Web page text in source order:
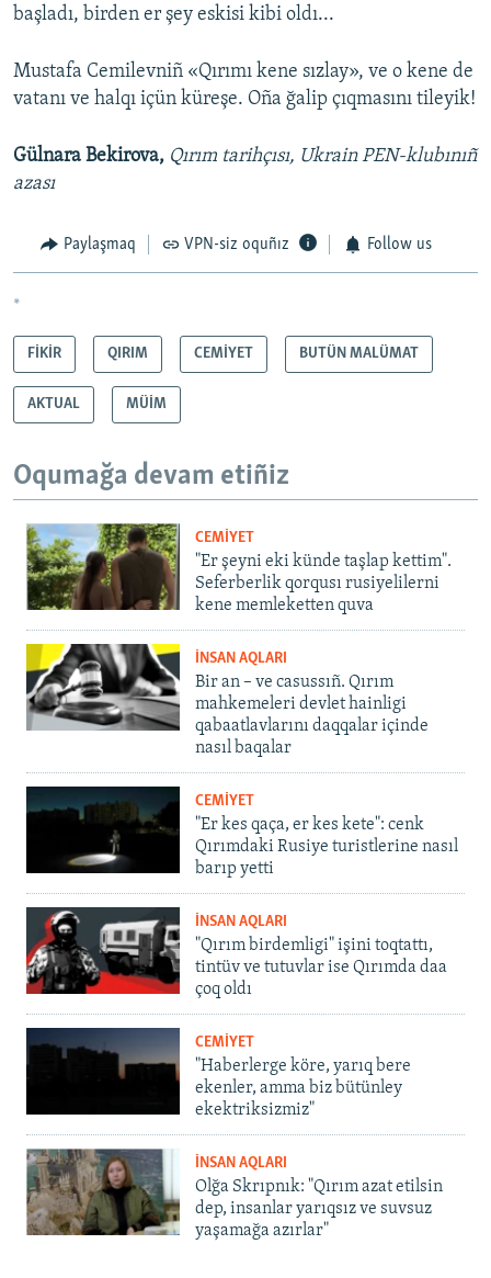
başladı, birden er şey eskisi kibi oldı...
Mustafa Cemilevniñ «Qırımı kene sızlay», ve o kene de
vatanı ve halqı içün küreşe. Oña ğalip çıqmasını tileyik!
Gülnara Bekirova, Qırım tarihçısı, Ukrain PEN-klubınıñ
azası
Paylaşmaq VPN-siz oquñız Follow us
*
FİKİR QIRIM CEMİYET BUTÜN MALÜMAT
AKTUAL MÜİM
Oqumağa devam etiñiz
CEMİYET
"Er şeyni eki künde taşlap kettim".
Seferberlik qorqusı rusiyelilerni
kene memleketten quva
İNSAN AQLARI
Bir an – ve casussıñ. Qırım
mahkemeleri devlet hainligi
qabaatlavlarını daqqalar içinde
nasıl baqalar
CEMİYET
"Er kes qaça, er kes kete": cenk
Qırımdaki Rusiye turistlerine nasıl
barıp yetti
İNSAN AQLARI
"Qırım birdemligi" işini toqtattı,
tintüv ve tutuvlar ise Qırımda daa
çoq oldı
CEMİYET
"Haberlerge köre, yarıq bere
ekenler, amma biz bütünley
ekektriksizmiz"
İNSAN AQLARI
Olğa Skrıpnık: "Qırım azat etilsin
dep, insanlar yarıqsız ve suvsuz
yaşamağa azırlar"